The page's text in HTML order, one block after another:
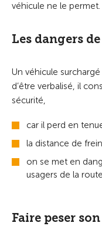
véhicule ne le permet.
Les dangers
Un véhicule
d’être verbalisé, il
sécurité,
car il perd en
la distance de
on se met en
usagers de la route
Faire peser